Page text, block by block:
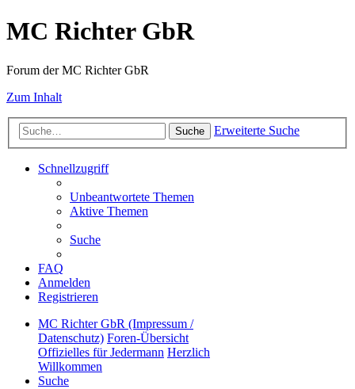
MC Richter GbR
Forum der MC Richter GbR
Zum Inhalt
Suche Erweiterte Suche
Schnellzugriff
Unbeantwortete Themen
Aktive Themen
Suche
FAQ
Anmelden
Registrieren
MC Richter GbR (Impressum /
Datenschutz) Foren-Übersicht
Offizielles für Jedermann Herzlich
Willkommen
Suche